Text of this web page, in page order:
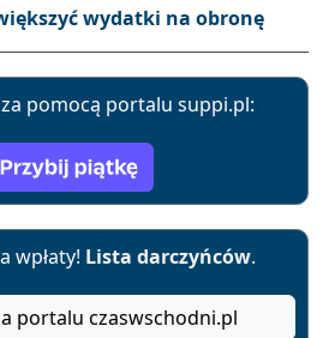
wydatki na obronę
pomocą portalu suppi.pl:
wpłaty! Lista darczyńców.
portalu czaswschodni.pl